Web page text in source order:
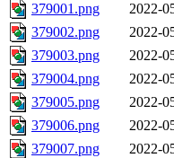
379001.png
2022-
379002.png
2022-
379003.png
2022-
379004.png
2022-
379005.png
2022-
379006.png
2022-
379007.png
2022-